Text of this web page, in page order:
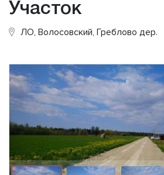
Участок
ЛО, Волосовский, Греблово дер.